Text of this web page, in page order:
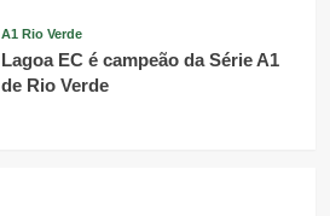
A1 Rio Verde
Lagoa EC é campeão da Série A1
de Rio Verde